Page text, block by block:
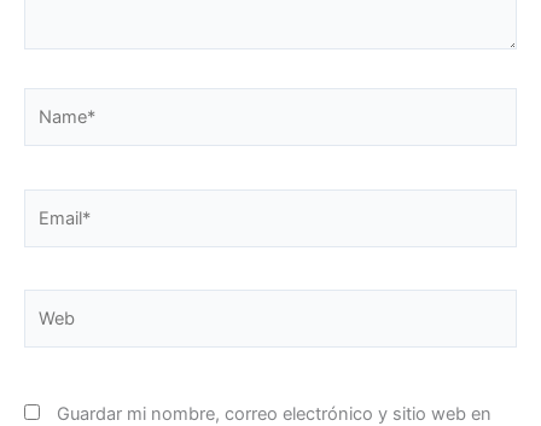
Guardar mi nombre, correo electrónico y sitio web en